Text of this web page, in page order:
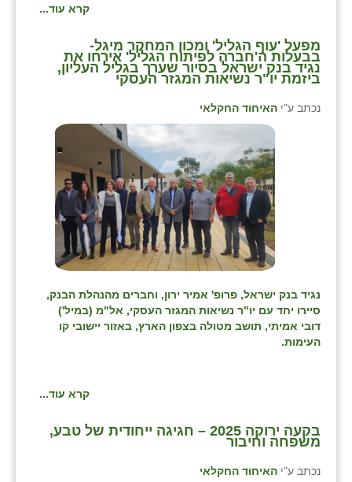
קרא עוד...
מפעל 'עוף הגליל' ומכון המחקר מיגל-
בבעלות ה'חברה לפיתוח הגליל' אירחו את
נגיד בנק ישראל בסיור שערך בגליל העליון,
ביזמת יו"ר נשיאות המגזר העסקי
נכתב ע"י האיחוד החקלאי
נגיד בנק ישראל, פרופ' אמיר ירון, וחברים מהנהלת הבנק,
סיירו יחד עם יו"ר נשיאות המגזר העסקי, אל"מ (במיל')
דובי אמיתי, תושב מטולה בצפון הארץ, באזור יישובי קו
העימות.
קרא עוד...
בקעה ירוקה 2025 – חגיגה ייחודית של טבע,
משפחה וחיבור
נכתב ע"י האיחוד החקלאי